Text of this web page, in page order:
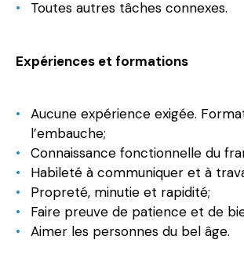
Toutes autres tâches connexes.
Expériences et formations
Aucune expérience exigée.
l’embauche;
Connaissance fonctionnelle du
Habileté à communiquer et à
Propreté, minutie et rapidité;
Faire preuve de patience et de
Aimer les personnes du bel âge.